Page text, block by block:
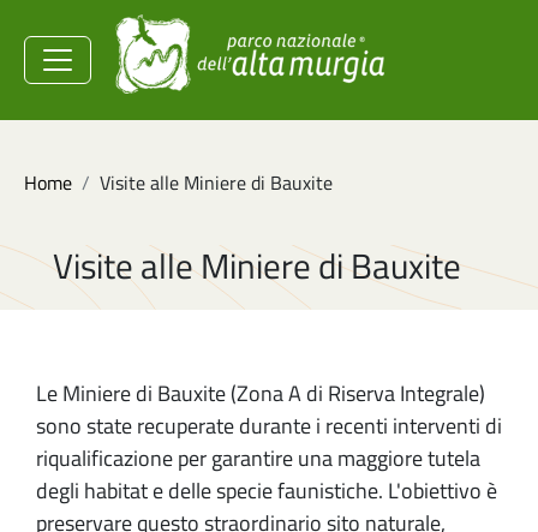
Salta al contenuto principale
della Sicurezza
Energetica
Home
Visite alle Miniere di Bauxite
Visite alle Miniere di Bauxite
Le Miniere di Bauxite (Zona A di Riserva Integrale)
sono state recuperate durante i recenti interventi di
riqualificazione per garantire una maggiore tutela
degli habitat e delle specie faunistiche. L'obiettivo è
preservare questo straordinario sito naturale,